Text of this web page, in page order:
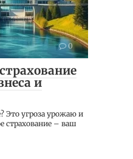
0
и
Это угроза урожаю и
страхование – ваш